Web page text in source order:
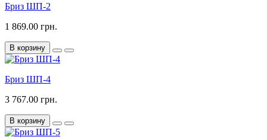
Бриз ШП-2
1 869.00 грн.
В корзину
Бриз ШП-4
3 767.00 грн.
В корзину